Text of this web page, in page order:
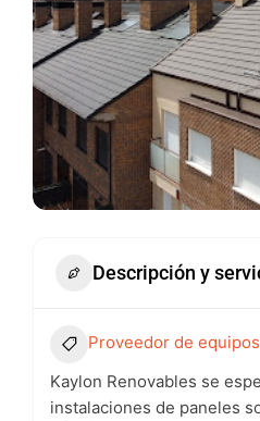
Descripción y
Proveedor de
Kaylon Renovables se
instalaciones de paneles